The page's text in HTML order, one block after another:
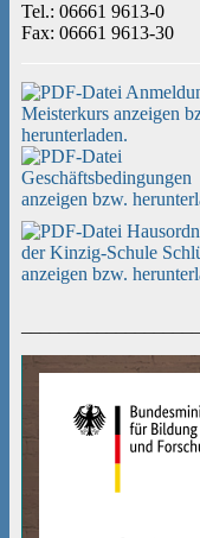
Tel.: 06661 9613-0
Fax: 06661 9613-30